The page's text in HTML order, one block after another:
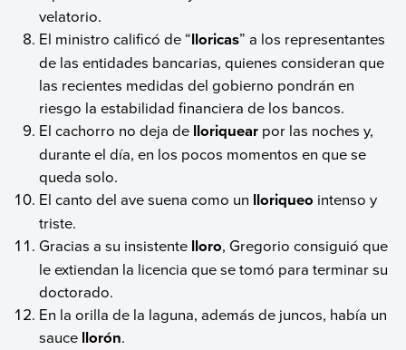
velatorio.
El ministro calificó de “lloricas” a los representantes
de las entidades bancarias, quienes consideran que
las recientes medidas del gobierno pondrán en
riesgo la estabilidad financiera de los bancos.
El cachorro no deja de lloriquear por las noches y,
durante el día, en los pocos momentos en que se
queda solo.
El canto del ave suena como un lloriqueo intenso y
triste.
Gracias a su insistente lloro, Gregorio consiguió que
le extiendan la licencia que se tomó para terminar su
doctorado.
En la orilla de la laguna, además de juncos, había un
sauce llorón.